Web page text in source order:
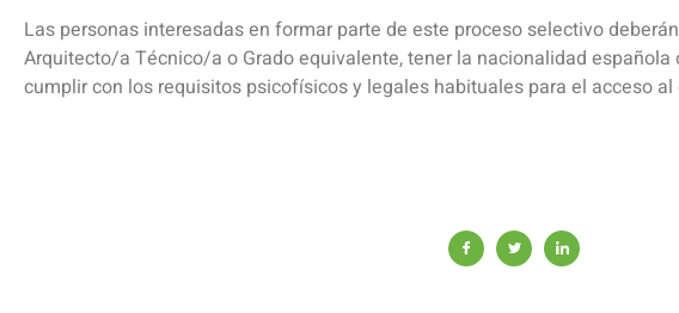
Las personas interesadas en formar parte de este proceso selectivo
Arquitecto/a Técnico/a o Grado equivalente, tener la nacionalidad española
cumplir con los requisitos psicofísicos y legales habituales para el acceso